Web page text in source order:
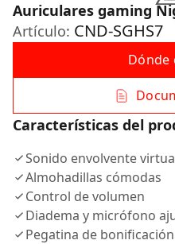
Auriculares gaming
Artículo: CND-SGHS7
Características del
Sonido envolvente
Almohadillas cómodas
Control de volumen
Diadema y micrófono
Pegatina de